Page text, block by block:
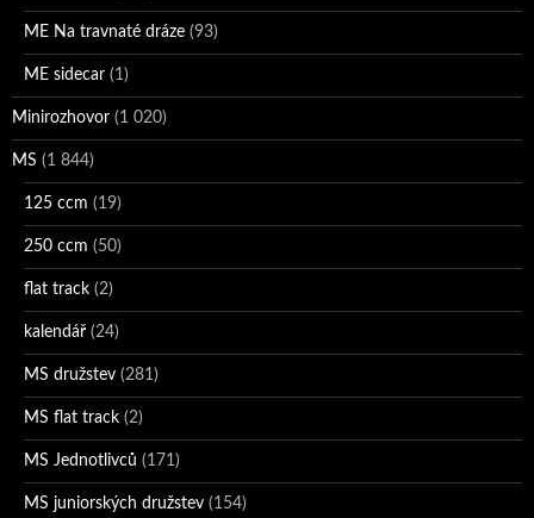
ME Na travnaté dráze (93)
ME sidecar (1)
Minirozhovor (1 020)
MS (1 844)
125 ccm (19)
250 ccm (50)
flat track (2)
kalendář (24)
MS družstev (281)
MS flat track (2)
MS Jednotlivců (171)
MS juniorských družstev (154)